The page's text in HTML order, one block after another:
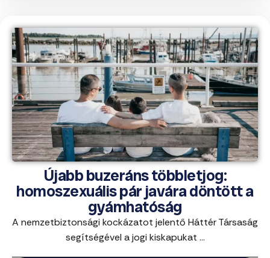
Újabb buzeráns többletjog:
homoszexuális pár javára döntött a
gyámhatóság
A nemzetbiztonsági kockázatot jelentő Háttér Társaság
segítségével a jogi kiskapukat ...